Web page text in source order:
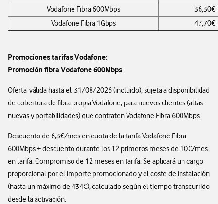
Vodafone Fibra 600Mbps
36,30€
Vodafone Fibra 1Gbps
47,70€
Promociones tarifas Vodafone:
Promoción fibra Vodafone 600Mbps
Oferta válida hasta el 31/08/2026 (incluido), sujeta a disponibilidad
de cobertura de fibra propia Vodafone, para nuevos clientes (altas
nuevas y portabilidades) que contraten Vodafone Fibra 600Mbps.
Descuento de 6,3€/mes en cuota de la tarifa Vodafone Fibra
600Mbps + descuento durante los 12 primeros meses de 10€/mes
en tarifa. Compromiso de 12 meses en tarifa. Se aplicará un cargo
proporcional por el importe promocionado y el coste de instalación
(hasta un máximo de 434€), calculado según el tiempo transcurrido
desde la activación.